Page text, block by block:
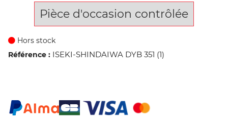
Pièce d'occasion contrôlée
Hors stock
Référence : ISEKI-SHINDAIWA DYB 351 (1)